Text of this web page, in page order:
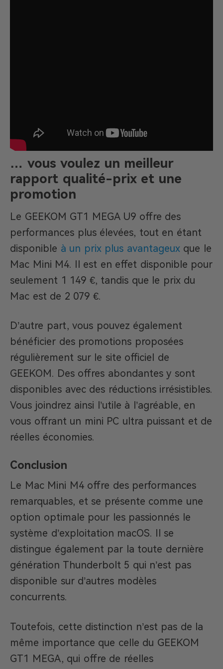
… vous voulez un meilleur
rapport qualité-prix et une
promotion
Le GEEKOM GT1 MEGA U9 offre des
performances plus élevées, tout en étant
disponible à un prix plus avantageux que le
Mac Mini M4. Il est en effet disponible pour
seulement 1 149 €, tandis que le prix du
Mac est de 2 079 €.
D’autre part, vous pouvez également
bénéficier des promotions proposées
régulièrement sur le site officiel de
GEEKOM. Des offres abondantes y sont
disponibles avec des réductions irrésistibles.
Vous joindrez ainsi l’utile à l’agréable, en
vous offrant un mini PC ultra puissant et de
réelles économies.
Conclusion
Le Mac Mini M4 offre des performances
remarquables, et se présente comme une
option optimale pour les passionnés le
système d’exploitation macOS. Il se
distingue également par la toute dernière
génération Thunderbolt 5 qui n’est pas
disponible sur d’autres modèles
concurrents.
Toutefois, cette distinction n’est pas de la
même importance que celle du GEEKOM
GT1 MEGA, qui offre de réelles